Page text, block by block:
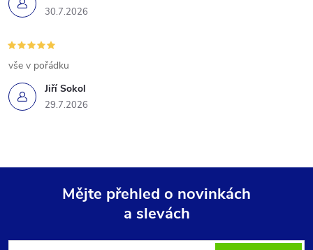
30.7.2026
Jiří Sokol
29.7.2026
vše v pořádku
Mějte přehled o novinkách
a slevách